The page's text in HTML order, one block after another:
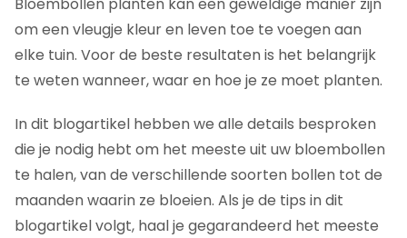
Bloembollen planten kan een geweldige manier zijn
om een vleugje kleur en leven toe te voegen aan
elke tuin. Voor de beste resultaten is het belangrijk
te weten wanneer, waar en hoe je ze moet planten.
In dit blogartikel hebben we alle details besproken
die je nodig hebt om het meeste uit uw bloembollen
te halen, van de verschillende soorten bollen tot de
maanden waarin ze bloeien. Als je de tips in dit
blogartikel volgt, haal je gegarandeerd het meeste